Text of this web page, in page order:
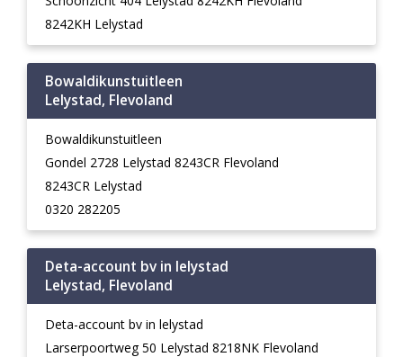
8242KH Lelystad
Bowaldikunstuitleen
Lelystad, Flevoland
Bowaldikunstuitleen
Gondel 2728 Lelystad 8243CR Flevoland
8243CR Lelystad
0320 282205
Deta-account bv in lelystad
Lelystad, Flevoland
Deta-account bv in lelystad
Larserpoortweg 50 Lelystad 8218NK Flevoland